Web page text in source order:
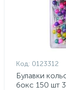
Код: 0123312
Булавки
бокс 150 шт